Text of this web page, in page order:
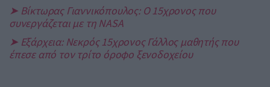
➤ Βίκτωρας Γιαννικόπουλος: Ο 15χρονος που
συνεργάζεται με τη NASA
➤ Εξάρχεια: Νεκρός 15χρονος Γάλλος μαθητής που
έπεσε από τον τρίτο όροφο ξενοδοχείου